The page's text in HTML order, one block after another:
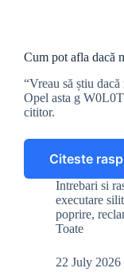
Cum pot afla dacă
“Vreau să știu dacă
Opel asta g
cititor.
Citeste
pot
afla
este
Intrebari si
executare
poprire,
Toate
22 July 2026